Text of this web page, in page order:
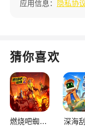
应用信息：
隐私协
猜你喜欢
燃烧吧蜘蛛2 深海